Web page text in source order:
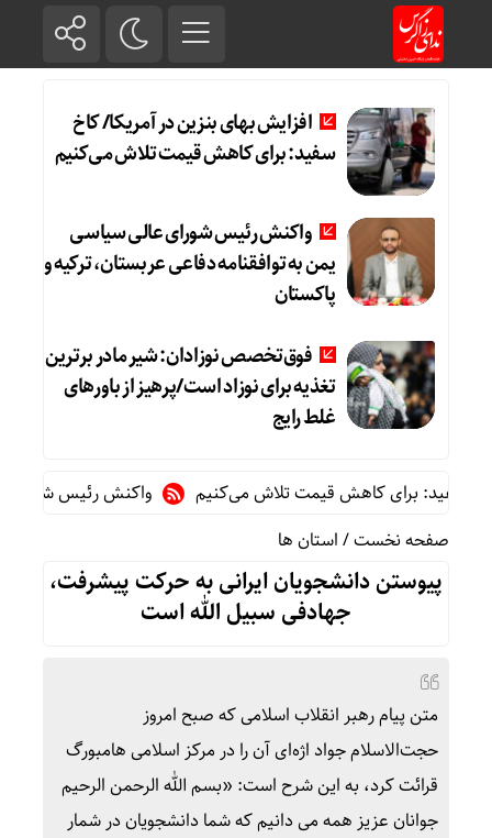
افزایش بهای بنزین در آمریکا/ کاخ
سفید: برای کاهش قیمت تلاش می‌کنیم
واکنش رئیس شورای عالی سیاسی
یمن به توافقنامه دفاعی عربستان، ترکیه و
پاکستان
فوق‌تخصص نوزادان: شیر مادر برترین
تغذیه برای نوزاد است/پرهیز از باورهای
غلط رایج
سفید: برای کاهش قیمت تلاش می‌کنیم
واکنش رئیس شورای عالی
صفحه نخست/استان ها
پیوستن دانشجویان ایرانی به حرکت پیشرفت،
جهادفی سبیل الله است
متن پیام رهبر انقلاب اسلامی که صبح امروز
حجت‌الاسلام جواد اژه‌ای آن را در مرکز اسلامی هامبورگ
قرائت کرد، به این شرح است: «بسم الله الرحمن الرحیم
جوانان عزیز همه می دانیم که شما دانشجویان در شمار